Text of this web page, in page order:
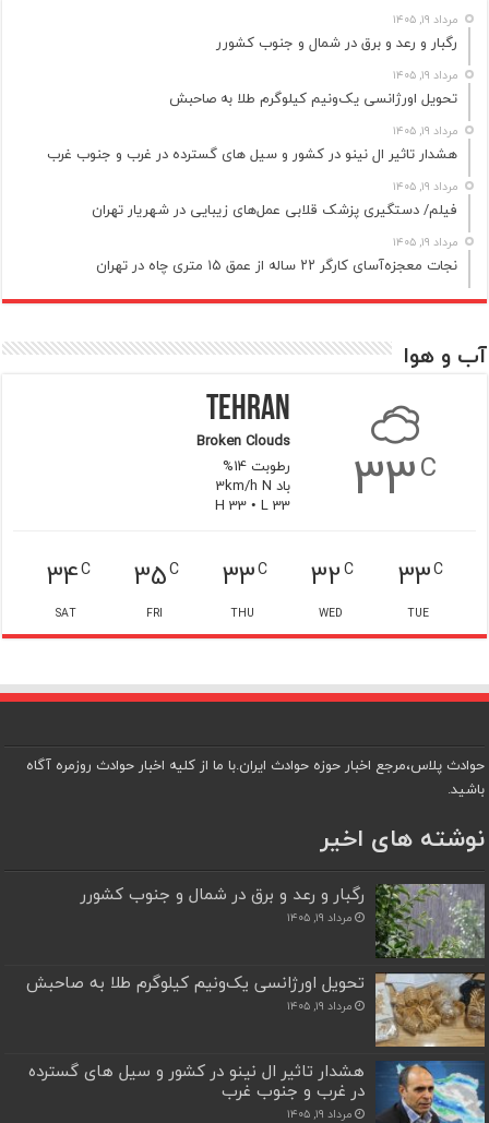
مرداد ۱۹, ۱۴۰۵
رگبار و رعد و برق در شمال و جنوب کشورر
مرداد ۱۹, ۱۴۰۵
تحویل اورژانسی یک‌ونیم کیلوگرم طلا به صاحبش
مرداد ۱۹, ۱۴۰۵
هشدار تاثیر ال نینو در کشور و سیل های گسترده در غرب و جنوب غرب
مرداد ۱۹, ۱۴۰۵
فیلم/ دستگیری پزشک قلابی عمل‌های زیبایی در شهریار تهران
مرداد ۱۹, ۱۴۰۵
نجات معجزه‌آسای کارگر ۲۲ ساله از عمق ۱۵ متری چاه در تهران
آب و هوا
33C
Tehran
Broken Clouds
رطوبت 14%
باد 3km/h N
H 33 • L 33
33C
TUE
32C
WED
33C
THU
35C
FRI
34C
SAT
حوادث پلاس،مرجع اخبار حوزه حوادث ایران.با ما از کلیه اخبار حوادث روزمره آگاه
باشید.
نوشته های اخیر
رگبار و رعد و برق در شمال و جنوب کشورر
مرداد ۱۹, ۱۴۰۵
تحویل اورژانسی یک‌ونیم کیلوگرم طلا به صاحبش
مرداد ۱۹, ۱۴۰۵
هشدار تاثیر ال نینو در کشور و سیل های گسترده
در غرب و جنوب غرب
مرداد ۱۹, ۱۴۰۵